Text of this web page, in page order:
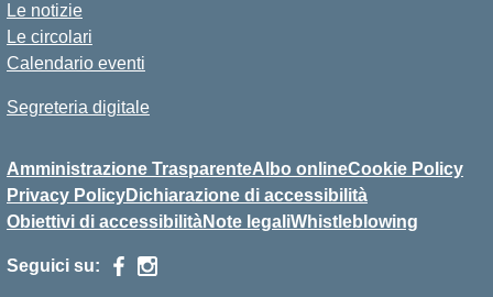
Le notizie
Le circolari
Calendario eventi
Segreteria digitale
Amministrazione TrasparenteAlbo onlineCookie Policy
Privacy PolicyDichiarazione di accessibilità
Obiettivi di accessibilitàNote legaliWhistleblowing
Seguici su: